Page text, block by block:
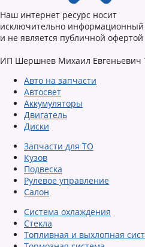
Наш интернет ресурс носит
исключительно информационный
и не является публичной офертой
ИП Шершнев Михаил Евгеньевич
Авто на запчасти
Автосвет
Аккумуляторы
Двигатель
Диски
Запчасти для ТО
Кузов
Подвеска
Рулевое управление
Салон
Система охлаждения
Стекла
Топливная и выхлопная